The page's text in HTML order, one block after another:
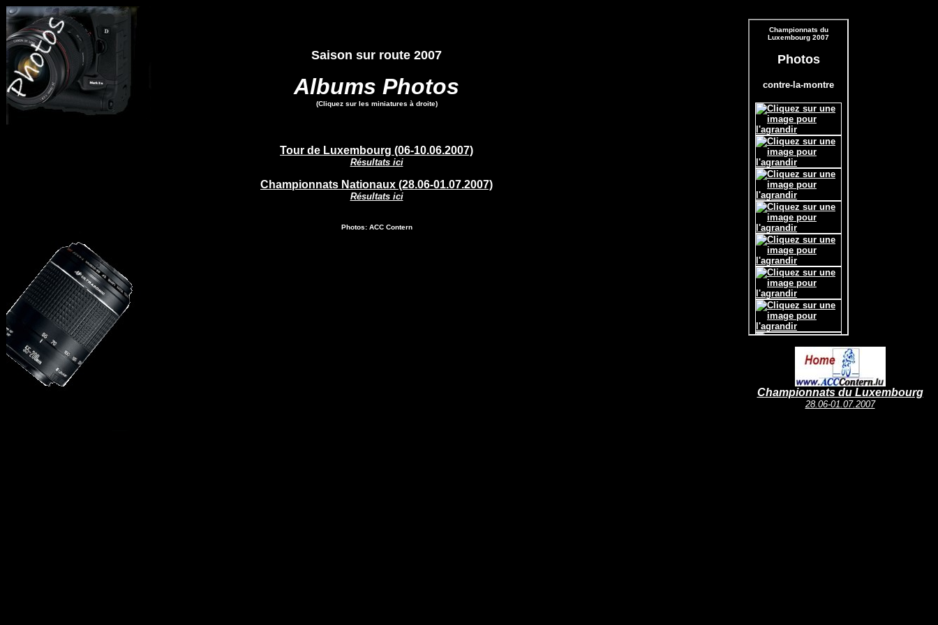
Championnats du Luxembourg
28.06-01.07.2007